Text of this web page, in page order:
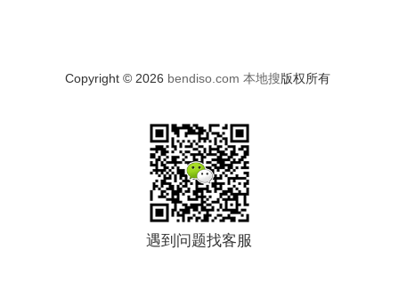
Copyright © 2026 bendiso.com 本地搜版权所有
遇到问题找客服